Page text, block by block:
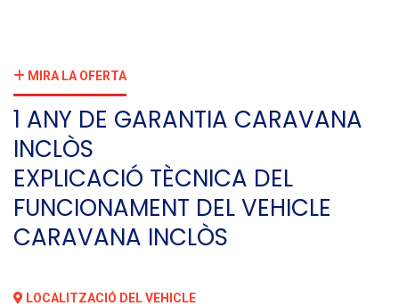
MIRA LA OFERTA
1 ANY DE GARANTIA CARAVANA
INCLÒS
EXPLICACIÓ TÈCNICA DEL
FUNCIONAMENT DEL VEHICLE
CARAVANA INCLÒS
LOCALITZACIÓ DEL VEHICLE